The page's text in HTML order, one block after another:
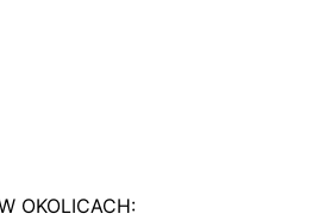
OKOLICACH: